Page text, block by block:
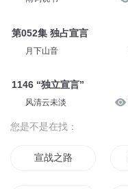
第052集 独占宣言
月下山音
1146 “独立宣言”
风清云未淡
您是不是在找：
宣战之路